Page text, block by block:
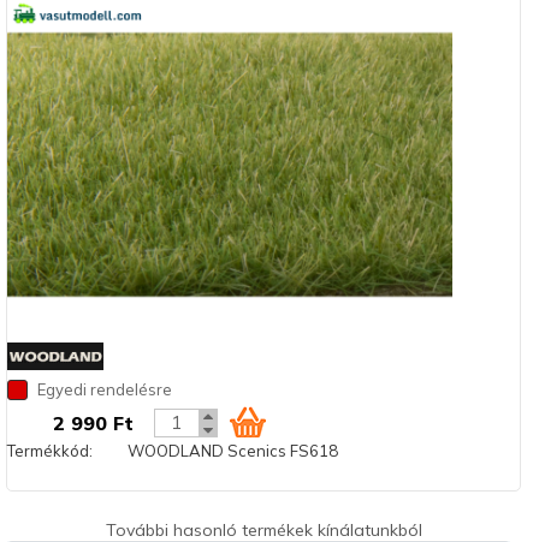
Egyedi rendelésre
2 990 Ft
Termékkód: WOODLAND Scenics FS618
További hasonló termékek kínálatunkból